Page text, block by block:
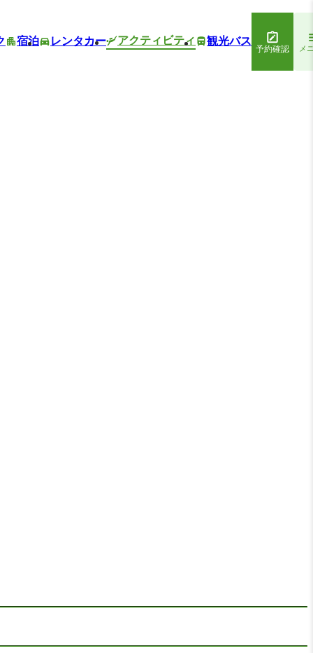
宿泊 レンタカー アクティビティ 観光バス
予約確認 メ